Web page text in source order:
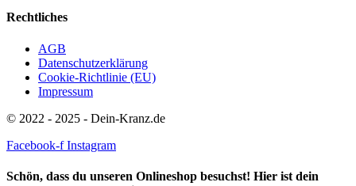
Rechtliches
AGB
Datenschutzerklärung
Cookie-Richtlinie (EU)
Impressum
© 2022 - 2025 - Dein-Kranz.de
Facebook-f Instagram
Schön, dass du unseren Onlineshop besuchst! Hier ist dein